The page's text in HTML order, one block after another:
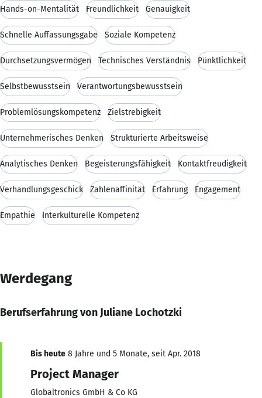
Hands-on-Mentalität Freundlichkeit Genauigkeit
Schnelle Auffassungsgabe Soziale Kompetenz
Durchsetzungsvermögen Technisches Verständnis Pünktlichkeit
Selbstbewusstsein Verantwortungsbewusstsein
Problemlösungskompetenz Zielstrebigkeit
Unternehmerisches Denken Strukturierte Arbeitsweise
Analytisches Denken Begeisterungsfähigkeit Kontaktfreudigkeit
Verhandlungsgeschick Zahlenaffinität Erfahrung Engagement
Empathie Interkulturelle Kompetenz
Werdegang
Berufserfahrung von Juliane Lochotzki
Bis heute 8 Jahre und 5 Monate, seit Apr. 2018
Project Manager
Globaltronics GmbH & Co KG